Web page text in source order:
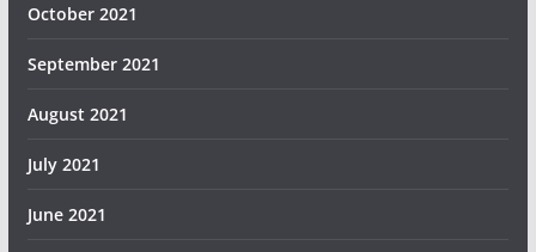
October 2021
September 2021
August 2021
July 2021
June 2021